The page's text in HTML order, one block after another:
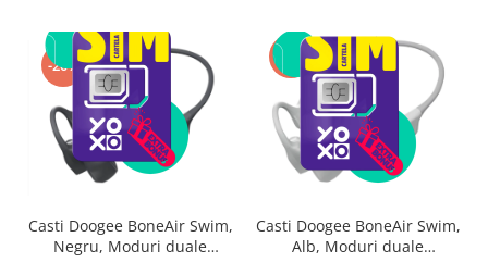
-20%
Casti Doogee BoneAir Swim,
Negru, Moduri duale
-20%
Casti Doogee BoneAir Swim,
Alb, Moduri duale